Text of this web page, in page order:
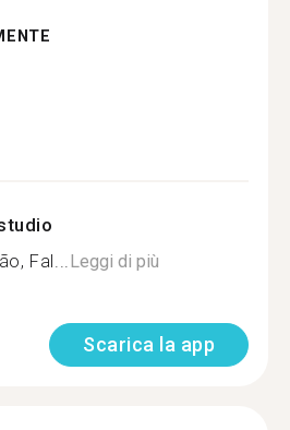
Fal...Leggi di più
Scarica la app